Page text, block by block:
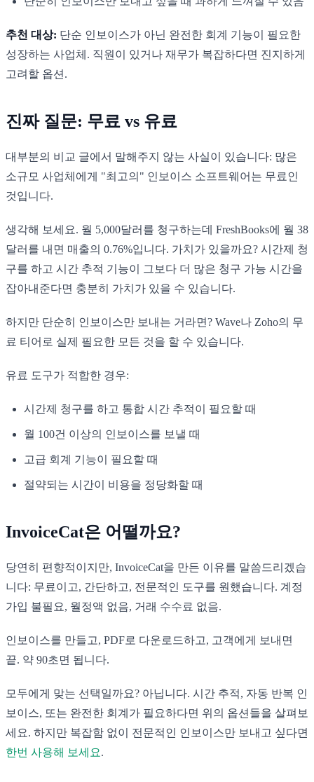
추천 대상: 단순 인보이스가 아닌 완전한 회계 기능이 필요한
성장하는 사업체. 직원이 있거나 재무가 복잡하다면 진지하게
고려할 옵션.
진짜 질문: 무료 vs 유료
대부분의 비교 글에서 말해주지 않는 사실이 있습니다: 많은
소규모 사업체에게 "최고의" 인보이스 소프트웨어는 무료인
것입니다.
생각해 보세요. 월 5,000달러를 청구하는데 FreshBooks에 월 38
달러를 내면 매출의 0.76%입니다. 가치가 있을까요? 시간제 청
구를 하고 시간 추적 기능이 그보다 더 많은 청구 가능 시간을
잡아내준다면 충분히 가치가 있을 수 있습니다.
하지만 단순히 인보이스만 보내는 거라면? Wave나 Zoho의 무
료 티어로 실제 필요한 모든 것을 할 수 있습니다.
유료 도구가 적합한 경우:
시간제 청구를 하고 통합 시간 추적이 필요할 때
월 100건 이상의 인보이스를 보낼 때
고급 회계 기능이 필요할 때
절약되는 시간이 비용을 정당화할 때
InvoiceCat은 어떨까요?
당연히 편향적이지만, InvoiceCat을 만든 이유를 말씀드리겠습
니다: 무료이고, 간단하고, 전문적인 도구를 원했습니다. 계정
가입 불필요, 월정액 없음, 거래 수수료 없음.
인보이스를 만들고, PDF로 다운로드하고, 고객에게 보내면
끝. 약 90초면 됩니다.
모두에게 맞는 선택일까요? 아닙니다. 시간 추적, 자동 반복 인
보이스, 또는 완전한 회계가 필요하다면 위의 옵션들을 살펴보
세요. 하지만 복잡함 없이 전문적인 인보이스만 보내고 싶다면
한번 사용해 보세요.